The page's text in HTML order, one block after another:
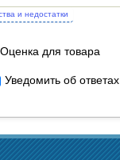
и недостатки
Оценка для товара
Уведомить об ответах